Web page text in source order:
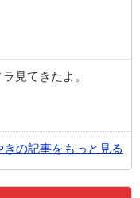
見てきたよ。
きの記事をもっと見る